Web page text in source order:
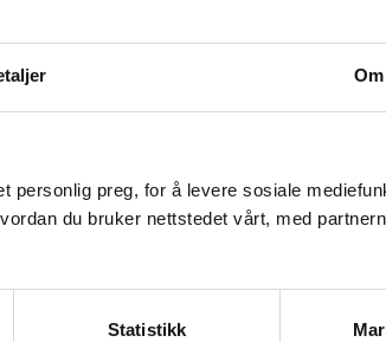
Om
personlig preg, for å levere sosiale
du bruker nettstedet vårt, med
Statistikk
oss hente brukt verktøy
næringen å bli kvitt avfallet,
i Norsirk.
aktør på miljøhåndtering av
enkelt, smart, og man følger
som plasseres på